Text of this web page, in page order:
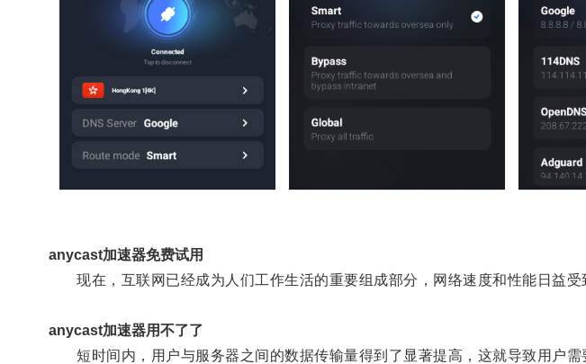
anycast加速器免费试用
现在，互联网已经成为人们工作生活的重要组成部分，网络速度和性能日益受
anycast加速器用不了了
短时间内，用户与服务器之间的数据传输量得到了显著提高，这就导致用户需